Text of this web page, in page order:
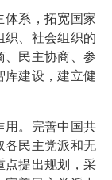
体系，拓宽国家
织、社会组织的
、民主协商、参
库建设，建立健
用。完善中国共
各民主党派和无
点提出规划，采